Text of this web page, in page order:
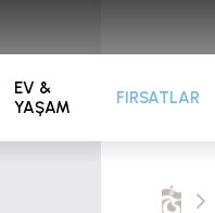
EV &
YAŞAM
FIRSATLAR